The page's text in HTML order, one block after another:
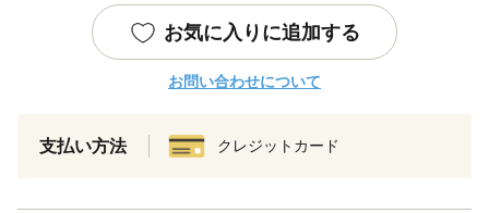
お気に入りに追加する
お問い合わせについて
支払い方法 クレジットカード